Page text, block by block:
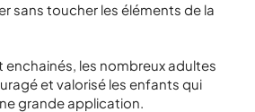
sans toucher les éléments de la
enchainés, les nombreux adultes
et valorisé les enfants qui
grande application.